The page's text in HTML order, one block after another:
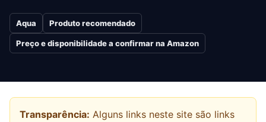
Aqua Produto recomendado
Preço e disponibilidade a confirmar na Amazon
Transparência: Alguns links neste site são links